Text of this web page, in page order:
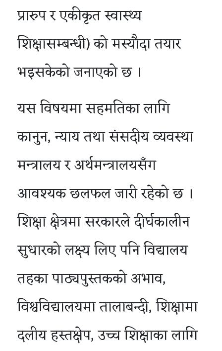
प्रारुप र एकीकृत स्वास्थ्य
शिक्षासम्बन्धी) को मस्यौदा तयार
भइसकेको जनाएको छ ।
यस विषयमा सहमतिका लागि
कानुन, न्याय तथा संसदीय व्यवस्था
मन्त्रालय र अर्थमन्त्रालयसँग
आवश्यक छलफल जारी रहेको छ ।
शिक्षा क्षेत्रमा सरकारले दीर्घकालीन
सुधारको लक्ष्य लिए पनि विद्यालय
तहका पाठ्यपुस्तकको अभाव,
विश्वविद्यालयमा तालाबन्दी, शिक्षामा
दलीय हस्तक्षेप, उच्च शिक्षाका लागि